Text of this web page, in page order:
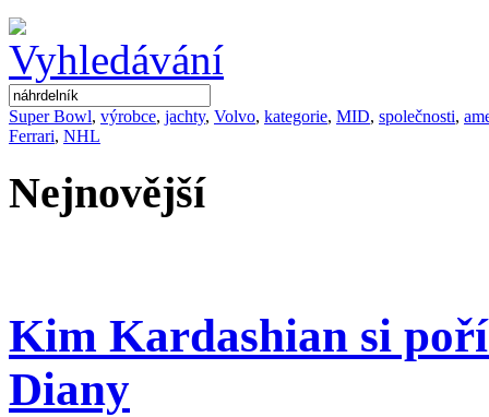
Super Bowl, výrobce, jachty, Volvo, kategorie, MID, společnosti,
Ferrari, NHL
Nejnovější
Kim Kardashian si
Diany